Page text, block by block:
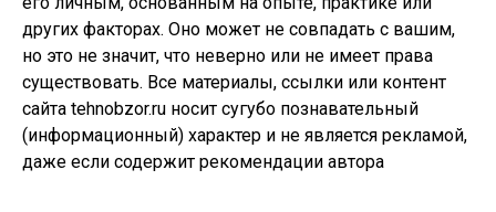
других факторах. Оно может не совпадать с вашим,
но это не значит, что неверно или не имеет права
существовать. Все материалы, ссылки или контент
сайта tehnobzor.ru носит сугубо познавательный
(информационный) характер и не является рекламой,
даже если содержит рекомендации автора